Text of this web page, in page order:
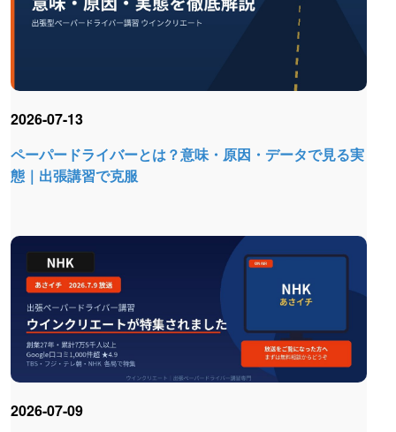
ペーパードライバーとは？意味・原因・データで見る実
態｜出張講習で克服
2026-07-13
2026-07-09